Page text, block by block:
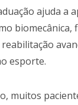
ajuda a
biomecânica,
esporte.
muitos